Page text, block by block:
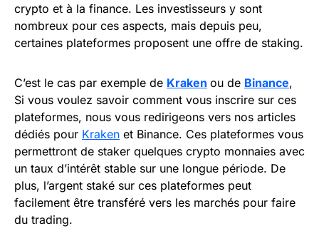
crypto et à la finance. Les investisseurs y sont
nombreux pour ces aspects, mais depuis peu,
certaines plateformes proposent une offre de staking.
C’est le cas par exemple de Kraken ou de Binance,
Si vous voulez savoir comment vous inscrire sur ces
plateformes, nous vous redirigeons vers nos articles
dédiés pour Kraken et Binance. Ces plateformes vous
permettront de staker quelques crypto monnaies avec
un taux d’intérêt stable sur une longue période. De
plus, l’argent staké sur ces plateformes peut
facilement être transféré vers les marchés pour faire
du trading.